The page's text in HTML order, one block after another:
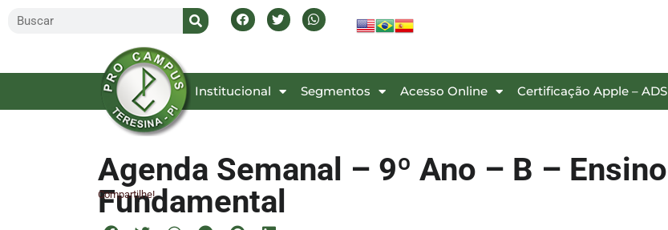
Inicial Institucional Segmentos Acesso Online Certificação Apple – ADS
Agenda Semanal – 9º Ano – B – Ensino
Fundamental
Compartilhe!